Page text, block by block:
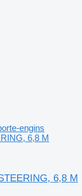
engins
6,8 M
6,8 M